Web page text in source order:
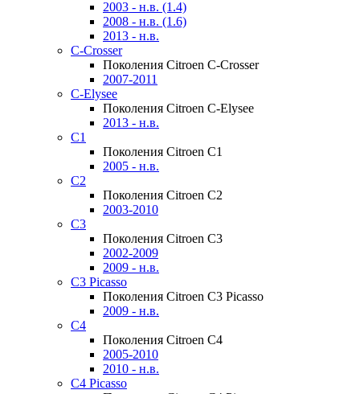
2003 - н.в. (1.4)
2008 - н.в. (1.6)
2013 - н.в.
C-Crosser
Поколения Citroen C-Crosser
2007-2011
C-Elysee
Поколения Citroen C-Elysee
2013 - н.в.
C1
Поколения Citroen C1
2005 - н.в.
C2
Поколения Citroen C2
2003-2010
C3
Поколения Citroen C3
2002-2009
2009 - н.в.
C3 Picasso
Поколения Citroen C3 Picasso
2009 - н.в.
C4
Поколения Citroen C4
2005-2010
2010 - н.в.
C4 Picasso